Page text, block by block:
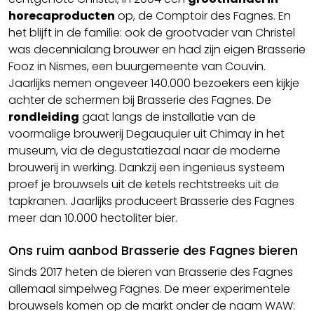
horecaproducten op, de Comptoir des Fagnes. En
het blijft in de familie: ook de grootvader van Christel
was decennialang brouwer en had zijn eigen Brasserie
Fooz in Nismes, een buurgemeente van Couvin.
Jaarlijks nemen ongeveer 140.000 bezoekers een kijkje
achter de schermen bij Brasserie des Fagnes. De
rondleiding gaat langs de installatie van de
voormalige brouwerij Degauquier uit Chimay in het
museum, via de degustatiezaal naar de moderne
brouwerij in werking. Dankzij een ingenieus systeem
proef je brouwsels uit de ketels rechtstreeks uit de
tapkranen. Jaarlijks produceert Brasserie des Fagnes
meer dan 10.000 hectoliter bier.
Ons ruim aanbod Brasserie des Fagnes bieren
Sinds 2017 heten de bieren van Brasserie des Fagnes
allemaal simpelweg Fagnes. De meer experimentele
brouwsels komen op de markt onder de naam WAW: